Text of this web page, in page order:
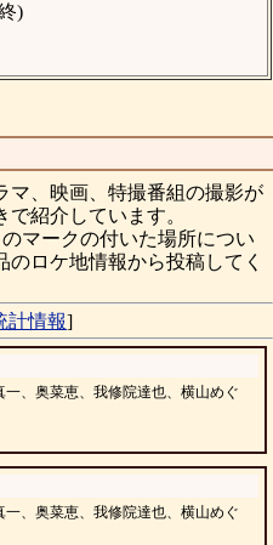
)
、映画、特撮番組の撮影が
紹介しています。
マークの付いた場所につい
ロケ地情報から投稿してく
計情報]
一、奥菜恵、我修院達也、横山めぐ
一、奥菜恵、我修院達也、横山めぐ